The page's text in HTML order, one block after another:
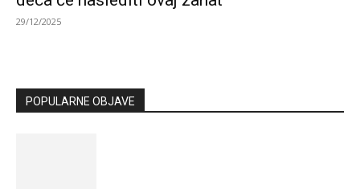
29/12/2025
POPULARNE OBJAVE